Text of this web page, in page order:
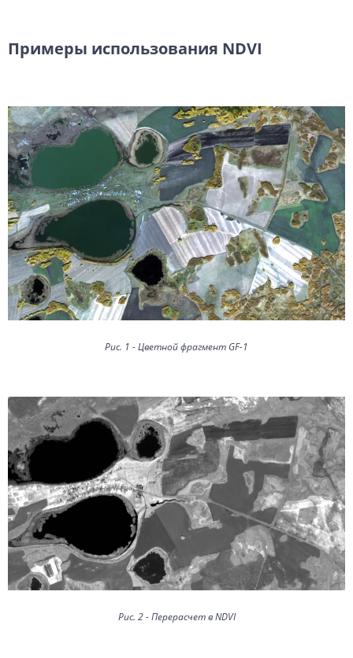
Примеры использования NDVI
Рис. 1 - Цветной фрагмент GF-1
Рис. 2 - Перерасчет в NDVI